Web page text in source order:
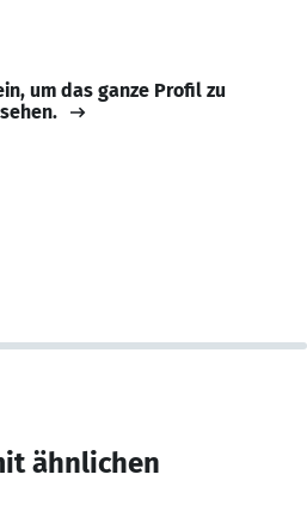
um das ganze Profil zu
sehen.
ähnlichen